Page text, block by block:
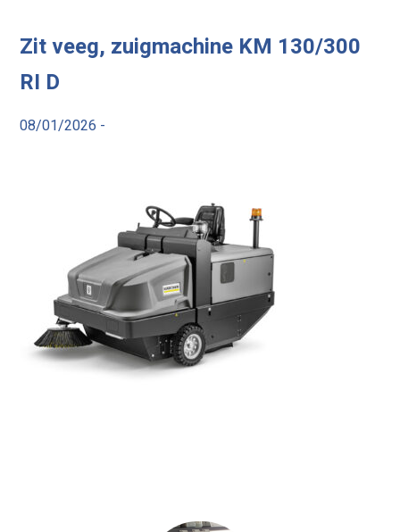
Zit veeg, zuigmachine KM 130/300
RI D
08/01/2026 -